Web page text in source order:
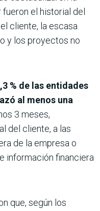
el historial del
cliente, la escasa
y los proyectos no
% de las entidades
al menos una
3 meses,
del cliente, a las
de la empresa o
información financiera
que, según los